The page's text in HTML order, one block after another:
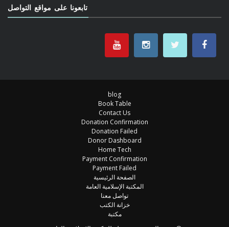
تابعونا على مواقع التواصل
blog
Book Table
Contact Us
Donation Confirmation
Donation Failed
Donor Dashboard
Home Tech
Payment Confirmation
Payment Failed
الصفحة الرئيسية
المكتبة الإسلامية العامة
تواصل معنا
خزانة الكتب
مكتبة